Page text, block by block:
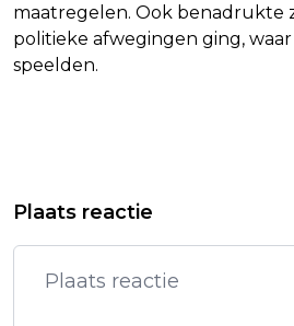
maatregelen. Ook benadrukte
politieke afwegingen ging,
speelden.
GITAAR AAN TROUWE
OUD-TOPAMBTENAAR:
KWAM OP TAFEL DOOR
STUDENTENHUIZEN
Plaats reactie